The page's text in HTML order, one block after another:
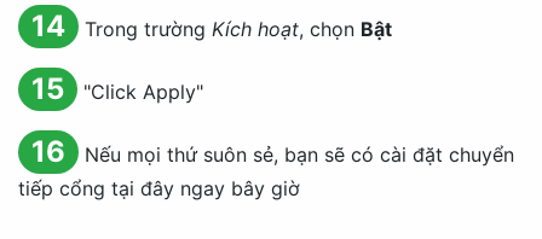
14 Trong trường Kích hoạt, chọn Bật
15 "Click Apply"
16
Nếu mọi thứ suôn sẻ, bạn sẽ có cài đặt chuyển
tiếp cổng tại đây ngay bây giờ